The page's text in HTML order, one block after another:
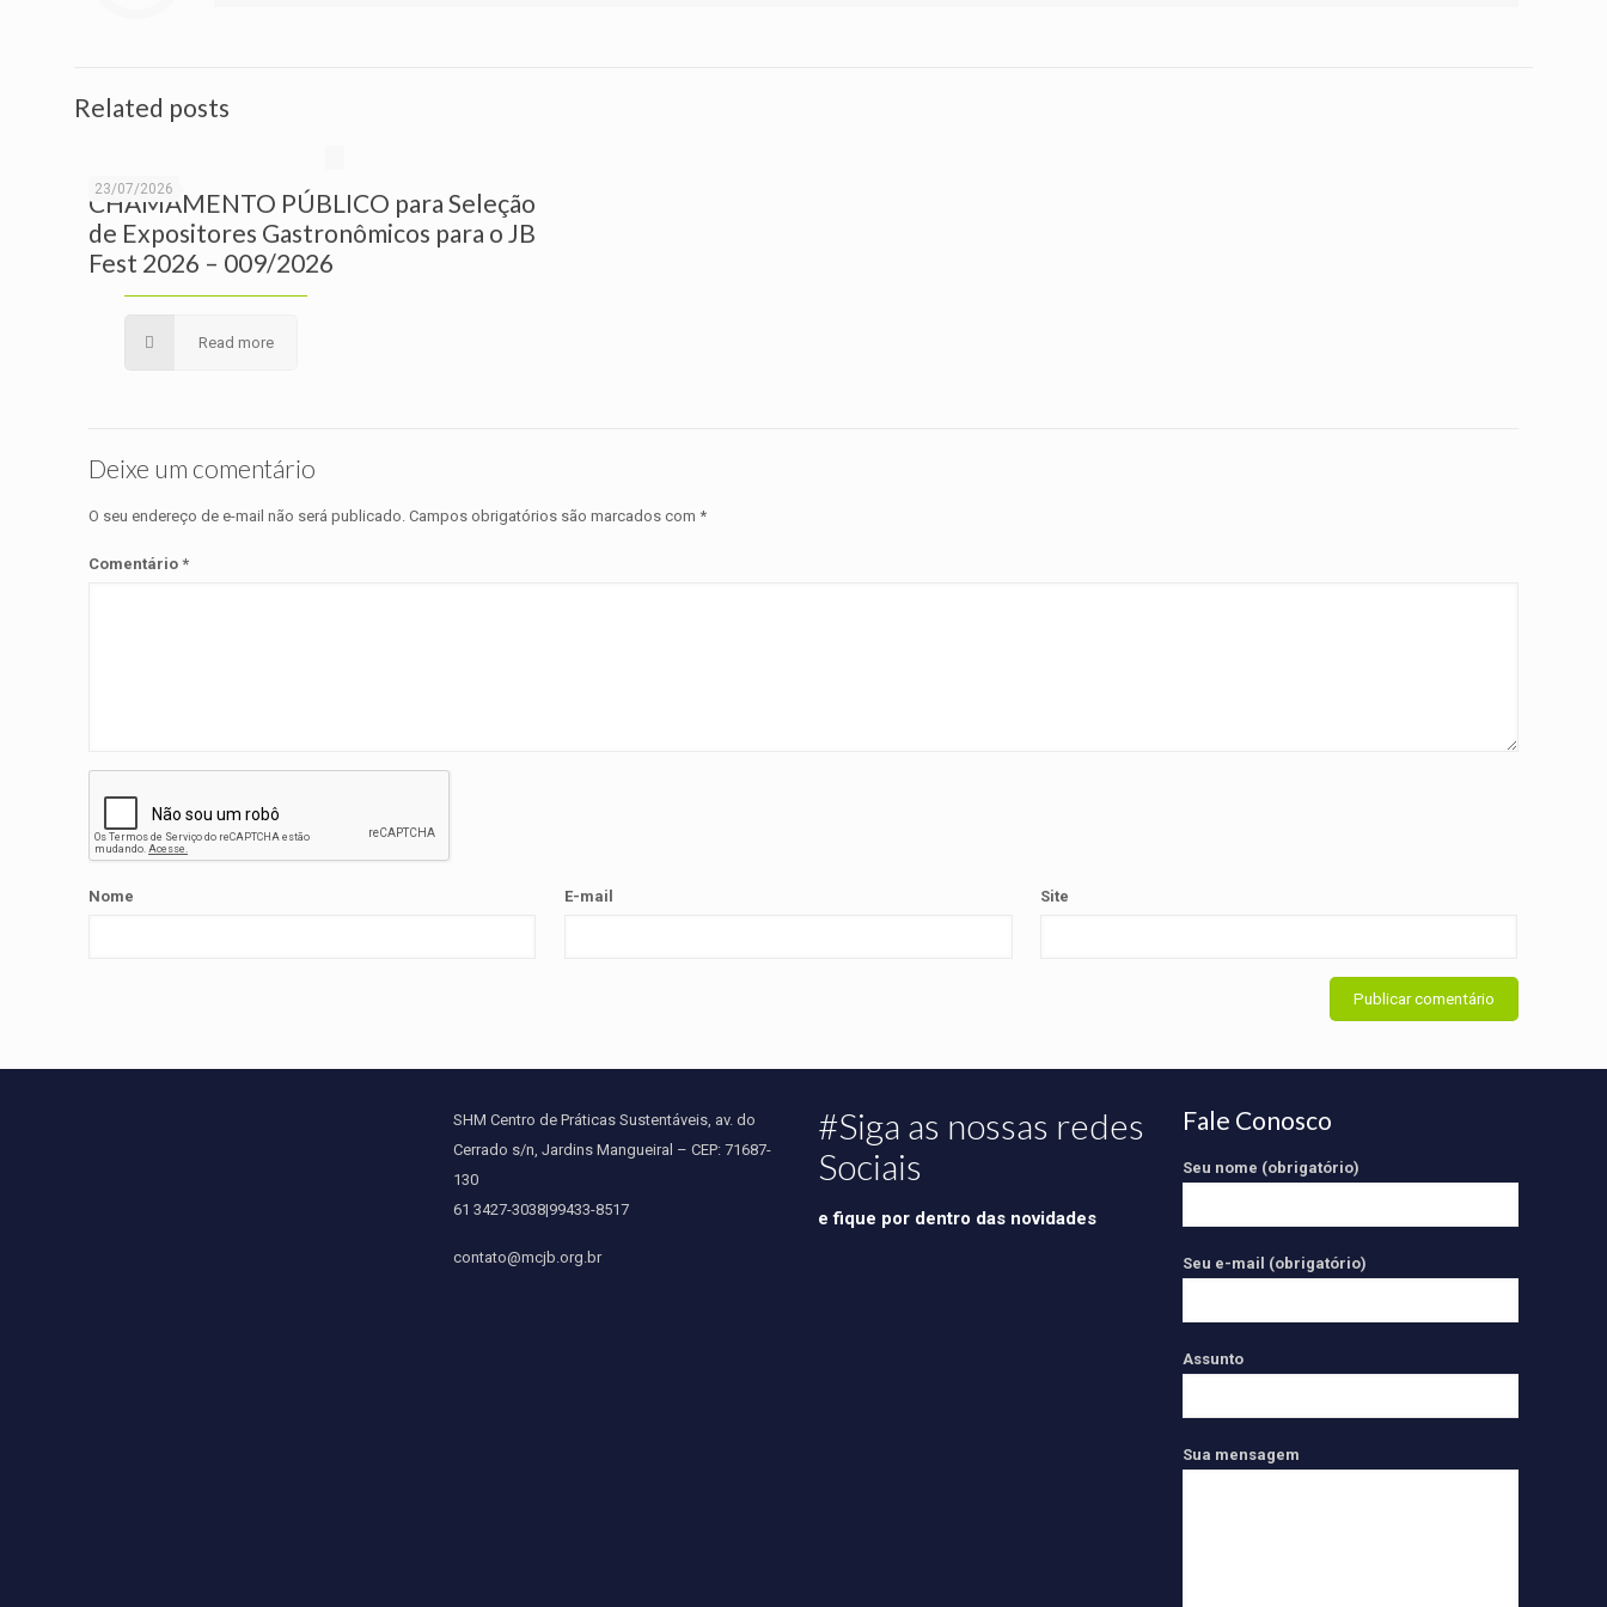
Related posts
23/07/2026
CHAMAMENTO PÚBLICO para Seleção
de Expositores Gastronômicos para o JB
Fest 2026 – 009/2026
Read more
Deixe um comentário
O seu endereço de e-mail não será publicado. Campos obrigatórios são marcados com *
Comentário*
Nome E-mail Site
SHM Centro de Práticas Sustentáveis, av. do
Cerrado s/n, Jardins Mangueiral – CEP: 71687-
130
61 3427-3038|99433-8517
contato@mcjb.org.br
#Siga as nossas redes
Sociais
e fique por dentro das novidades
Fale Conosco
Seu nome (obrigatório)
Seu e-mail (obrigatório)
Assunto
Sua mensagem